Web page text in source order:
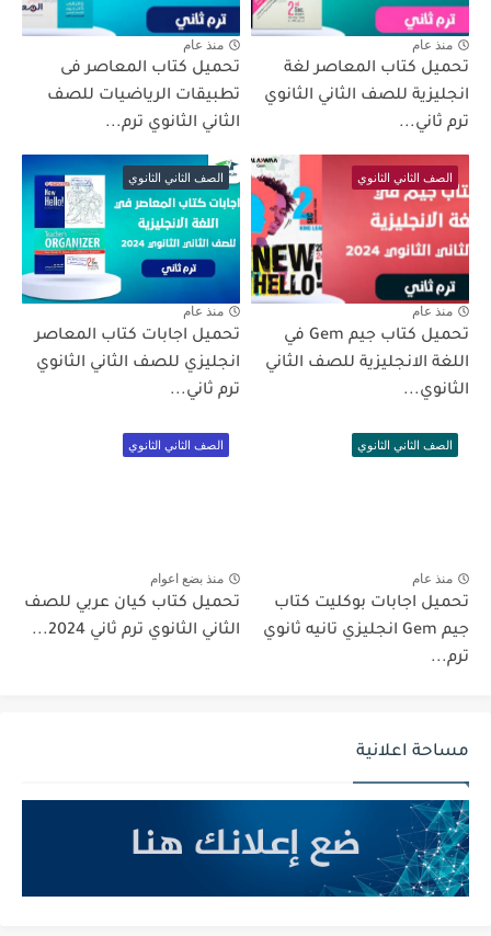
منذ عام
تحميل كتاب المعاصر لغة
انجليزية للصف الثاني الثانوي
ترم ثاني...
منذ عام
تحميل كتاب المعاصر فى
تطبيقات الرياضيات للصف
الثاني الثانوي ترم...
الصف الثاني الثانوي
منذ عام
تحميل كتاب جيم Gem في
اللغة الانجليزية للصف الثاني
الثانوي...
الصف الثاني الثانوي
منذ عام
تحميل اجابات كتاب المعاصر
انجليزي للصف الثاني الثانوي
ترم ثاني...
الصف الثاني الثانوي
منذ عام
تحميل اجابات بوكليت كتاب
جيم Gem انجليزي تانيه ثانوي
ترم...
الصف الثاني الثانوي
منذ بضع اعوام
تحميل كتاب كيان عربي للصف
الثاني الثانوي ترم ثاني 2024...
مساحة اعلانية